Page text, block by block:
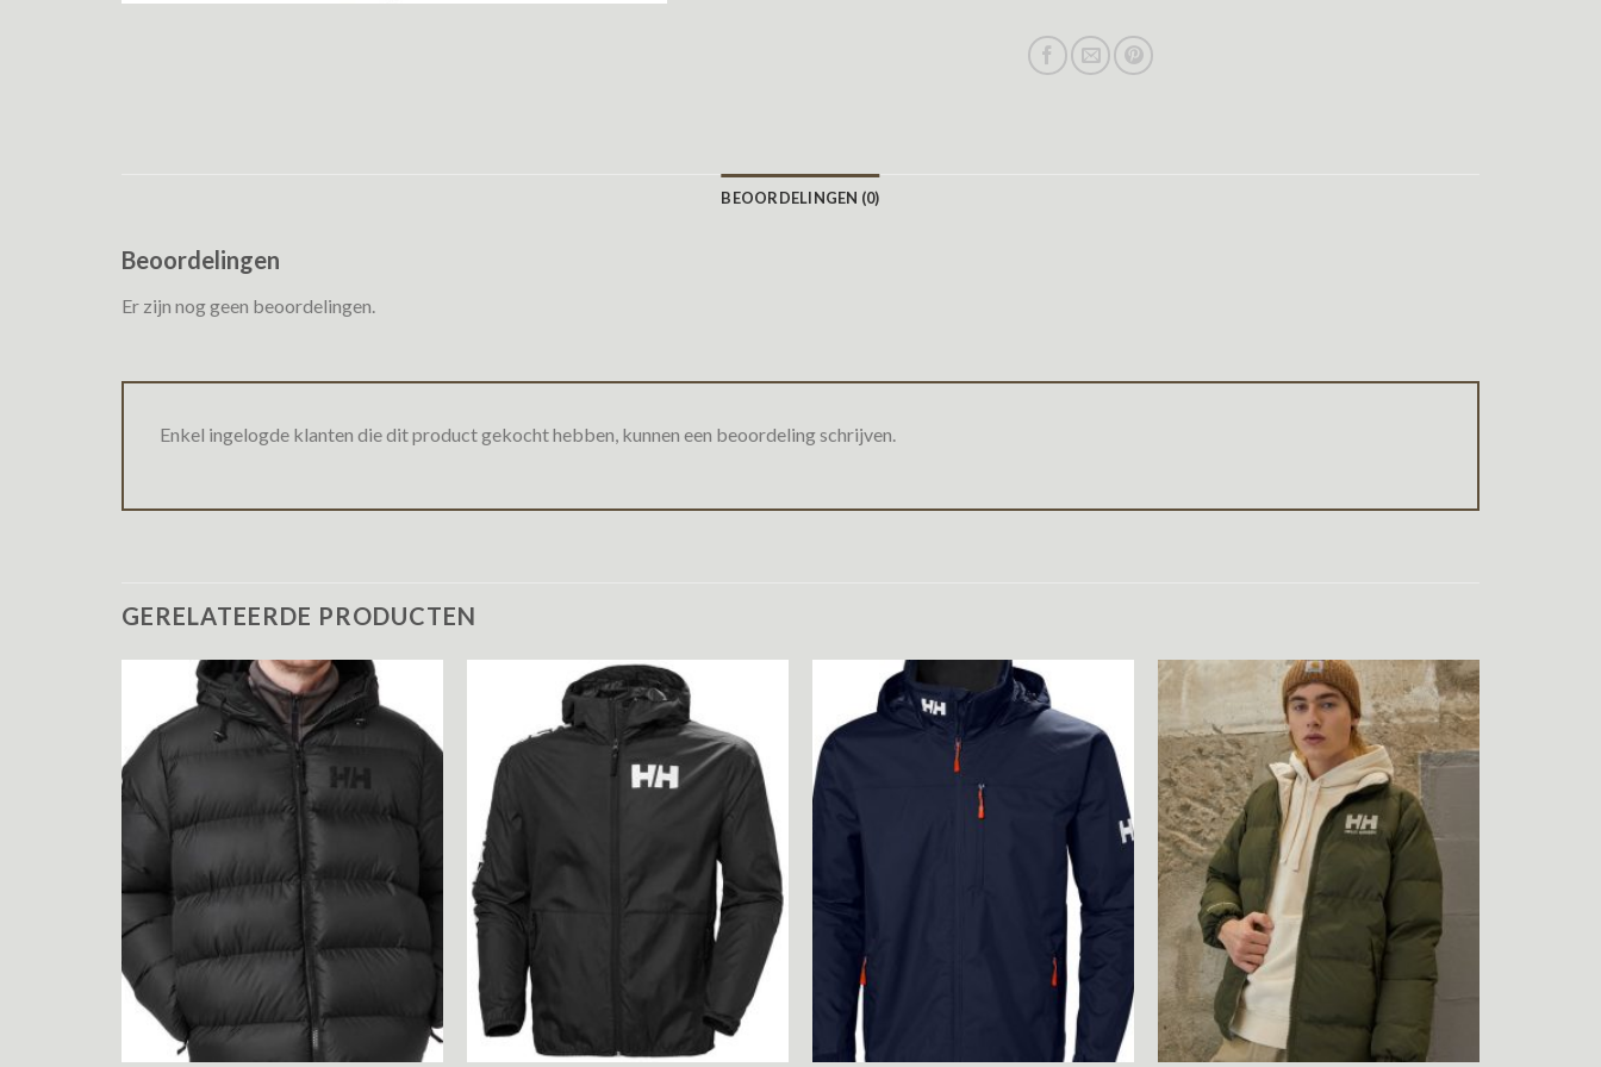
BEOORDELINGEN (0)
Beoordelingen
Er zijn nog geen beoordelingen.
Enkel ingelogde klanten die dit product gekocht hebben, kunnen een beoordeling schrijven.
GERELATEERDE PRODUCTEN